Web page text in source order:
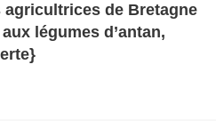
de Bretagne
légumes d’antan,